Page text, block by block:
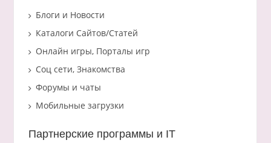
Блоги и Новости
Каталоги Сайтов/Статей
Онлайн игры, Порталы игр
Соц сети, Знакомства
Форумы и чаты
Мобильные загрузки
Партнерские программы и IT